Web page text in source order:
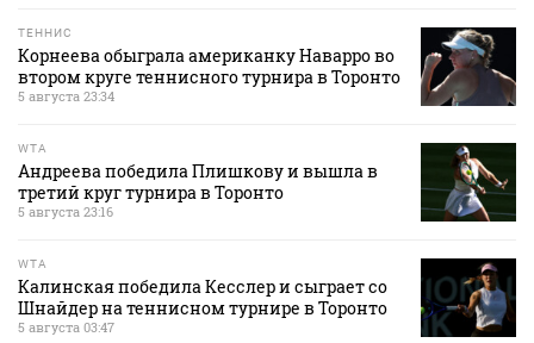
ТЕННИС
Корнеева обыграла американку Наварро во
втором круге теннисного турнира в Торонто
5 августа 23:34
WTA
Андреева победила Плишкову и вышла в
третий круг турнира в Торонто
5 августа 23:16
WTA
Калинская победила Кесслер и сыграет со
Шнайдер на теннисном турнире в Торонто
5 августа 03:47